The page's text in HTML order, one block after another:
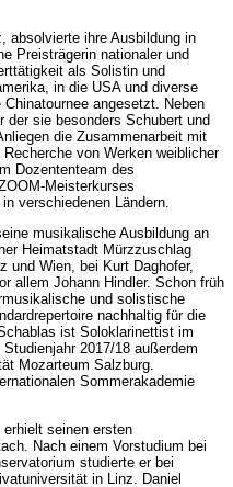
absolvierte ihre Ausbildung in
Preisträgerin nationaler und
als Solistin und
in die USA und diverse
Chinatournee angesetzt. Neben
der sie besonders Schubert und
die Zusammenarbeit mit
von Werken weiblicher
Dozententeam des
Meisterkurses
verschiedenen Ländern.
musikalische Ausbildung an
Heimatstadt Mürzzuschlag
und Wien, bei Kurt Daghofer,
allem Johann Hindler. Schon früh
und solistische
nachhaltig für die
ist Soloklarinettist im
2017/18 außerdem
Mozarteum Salzburg.
Sommerakademie
seinen ersten
Nach einem Vorstudium bei
studierte er bei
in Linz. Daniel